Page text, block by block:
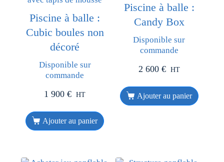
Piscine à balle :
Cubic boules non
décoré
Disponible sur
commande
1 900€ HT
Ajouter au panier
Piscine à balle :
Candy Box
Disponible sur
commande
2 600 € HT
Ajouter au panier